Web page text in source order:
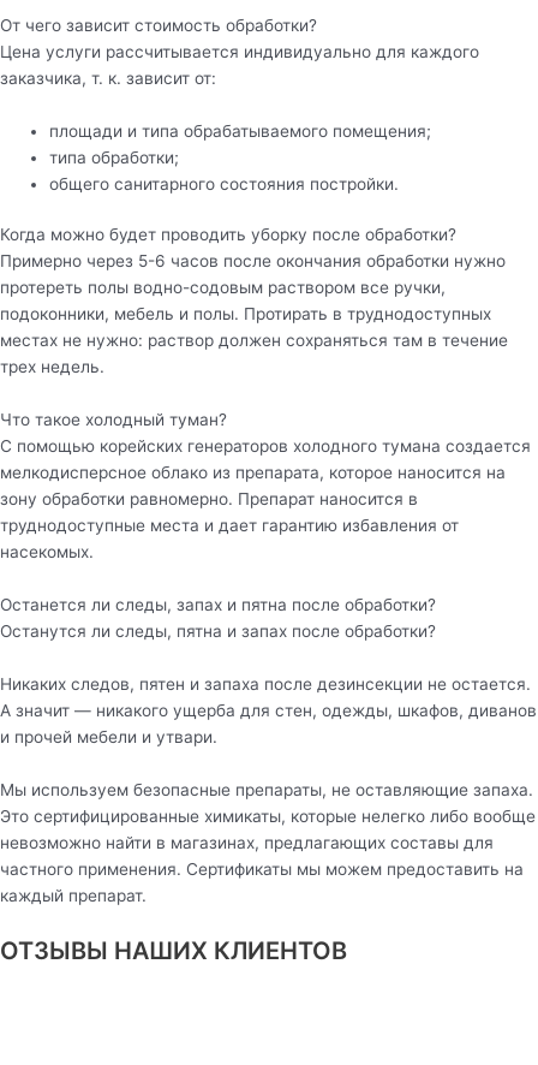
От чего зависит стоимость обработки?
Цена услуги рассчитывается индивидуально для каждого
заказчика, т. к. зависит от:
площади и типа обрабатываемого помещения;
типа обработки;
общего санитарного состояния постройки.
Когда можно будет проводить уборку после обработки?
Примерно через 5-6 часов после окончания обработки нужно
протереть полы водно-содовым раствором все ручки,
подоконники, мебель и полы. Протирать в труднодоступных
местах не нужно: раствор должен сохраняться там в течение
трех недель.
Что такое холодный туман?
С помощью корейских генераторов холодного тумана создается
мелкодисперсное облако из препарата, которое наносится на
зону обработки равномерно. Препарат наносится в
труднодоступные места и дает гарантию избавления от
насекомых.
Останется ли следы, запах и пятна после обработки?
Останутся ли следы, пятна и запах после обработки?
Никаких следов, пятен и запаха после дезинсекции не остается.
А значит — никакого ущерба для стен, одежды, шкафов, диванов
и прочей мебели и утвари.
Мы используем безопасные препараты, не оставляющие запаха.
Это сертифицированные химикаты, которые нелегко либо вообще
невозможно найти в магазинах, предлагающих составы для
частного применения. Сертификаты мы можем предоставить на
каждый препарат.
ОТЗЫВЫ НАШИХ КЛИЕНТОВ